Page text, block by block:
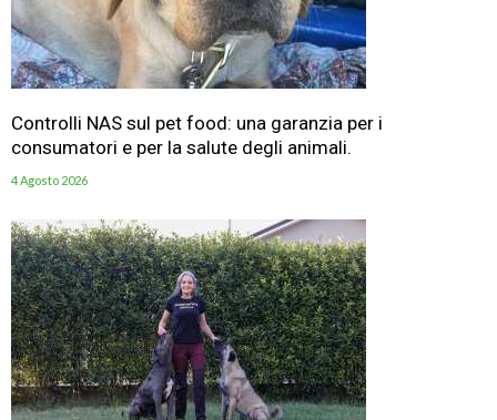
Controlli NAS sul pet food: una garanzia per i
consumatori e per la salute degli animali.
4 Agosto 2026